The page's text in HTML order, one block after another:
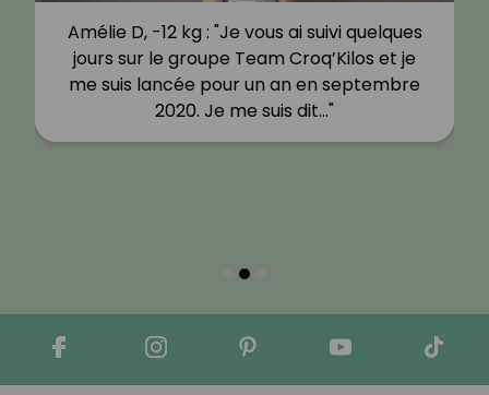
Amélie D, -12 kg : "Je vous ai suivi quelques
jours sur le groupe Team Croq’Kilos et je
me suis lancée pour un an en septembre
2020. Je me suis dit…"